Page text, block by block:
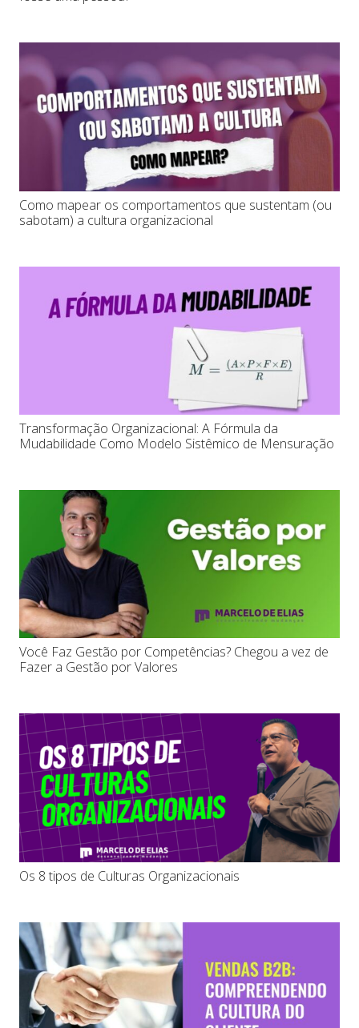
Como mapear os comportamentos que sustentam (ou
sabotam) a cultura organizacional
Transformação Organizacional: A Fórmula da
Mudabilidade Como Modelo Sistêmico de Mensuração
Você Faz Gestão por Competências? Chegou a vez de
Fazer a Gestão por Valores
Os 8 tipos de Culturas Organizacionais